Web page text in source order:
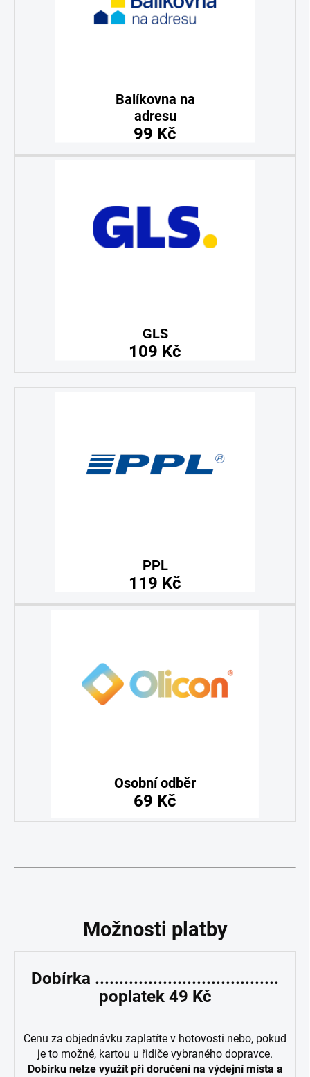
Balíkovna na
adresu
99 Kč
GLS
109 Kč
PPL
119 Kč
Osobní odběr
69 Kč
Možnosti platby
Dobírka ......................................
poplatek 49 Kč
Cenu za objednávku zaplatíte v hotovosti nebo, pokud
je to možné, kartou u řidiče vybraného dopravce.
Dobírku nelze využít při doručení na výdejní místa a